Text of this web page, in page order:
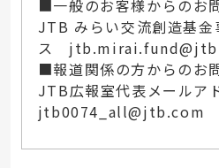
■一般のお客様からのお
JTB みらい交流創造基金
ス
■報道関係の方からのお
JTB広報室代表メールア
jtb0074_all@jtb.com